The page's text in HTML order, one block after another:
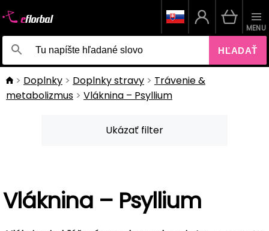
HĽADAŤ
MENU
Doplnky Doplnky stravy
Trávenie &
metabolizmus
Vláknina – Psyllium
Ukázať filter
Vláknina – Psyllium